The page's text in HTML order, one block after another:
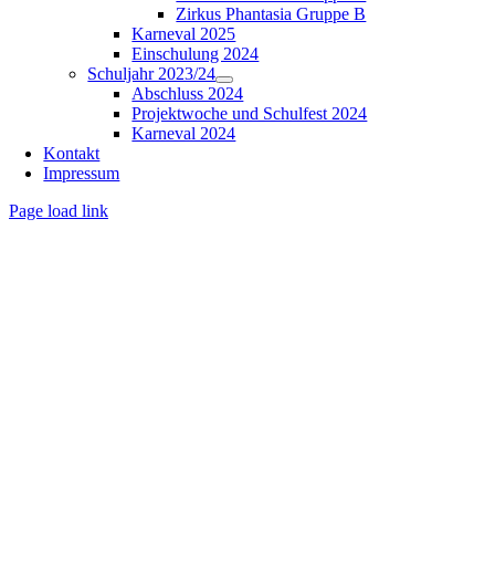
Zirkus Phantasia Gruppe B
Karneval 2025
Einschulung 2024
Schuljahr 2023/24
Abschluss 2024
Projektwoche und Schulfest 2024
Karneval 2024
Kontakt
Impressum
Page load link